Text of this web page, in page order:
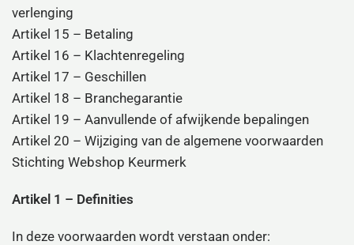
verlenging
Artikel 15 – Betaling
Artikel 16 – Klachtenregeling
Artikel 17 – Geschillen
Artikel 18 – Branchegarantie
Artikel 19 – Aanvullende of afwijkende bepalingen
Artikel 20 – Wijziging van de algemene voorwaarden
Stichting Webshop Keurmerk
Artikel 1 – Definities
In deze voorwaarden wordt verstaan onder: